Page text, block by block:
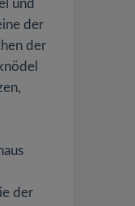
und
der
der
der